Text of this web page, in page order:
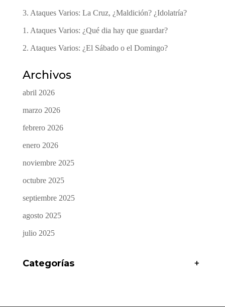
3. Ataques Varios: La Cruz, ¿Maldición? ¿Idolatría?
1. Ataques Varios: ¿Qué dia hay que guardar?
2. Ataques Varios: ¿El Sábado o el Domingo?
Archivos
abril 2026
marzo 2026
febrero 2026
enero 2026
noviembre 2025
octubre 2025
septiembre 2025
agosto 2025
julio 2025
Categorías +